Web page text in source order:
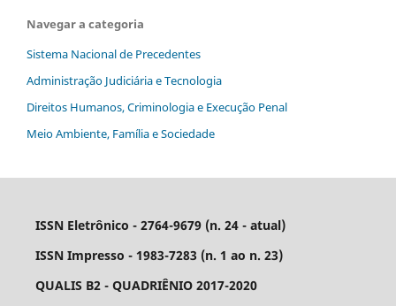
Navegar a categoria
Sistema Nacional de Precedentes
Administração Judiciária e Tecnologia
Direitos Humanos, Criminologia e Execução Penal
Meio Ambiente, Família e Sociedade
ISSN Eletrônico - 2764-9679 (n. 24 - atual)
ISSN Impresso - 1983-7283 (n. 1 ao n. 23)
QUALIS B2 - QUADRIÊNIO 2017-2020